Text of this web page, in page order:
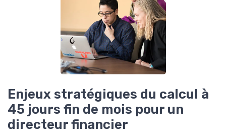
Enjeux stratégiques du calcul à
45 jours fin de mois pour un
directeur financier